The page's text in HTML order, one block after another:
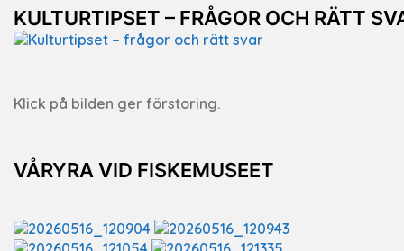
KULTURTIPSET – FRÅGOR OCH RÄTT
Klick på bilden ger förstoring.
VÅRYRA VID FISKEMUSEET